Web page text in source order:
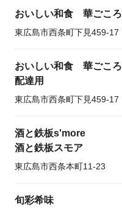
おいしい和食 華ごころ
東広島市西条町下見459-17
おいしい和食 華ごころ
配達用
東広島市西条町下見459-17
酒と鉄板s'more
酒と鉄板スモア
東広島市西条本町11-23
旬彩希味